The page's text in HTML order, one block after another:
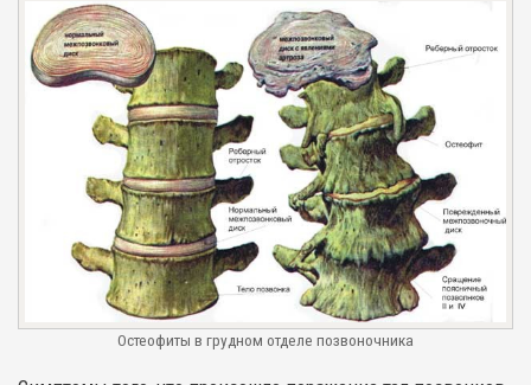
Остеофиты в грудном отделе позвоночника